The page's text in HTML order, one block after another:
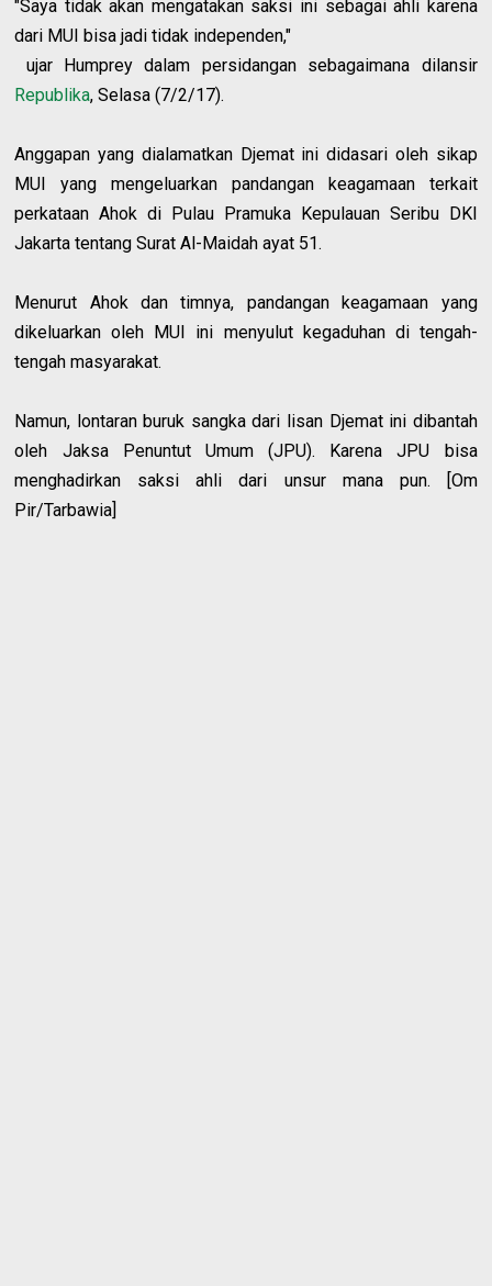
"Saya tidak akan mengatakan saksi ini sebagai ahli karena
dari MUI bisa jadi tidak independen,"
ujar Humprey dalam persidangan sebagaimana dilansir
Republika, Selasa (7/2/17).
Anggapan yang dialamatkan Djemat ini didasari oleh sikap
MUI yang mengeluarkan pandangan keagamaan terkait
perkataan Ahok di Pulau Pramuka Kepulauan Seribu DKI
Jakarta tentang Surat Al-Maidah ayat 51.
Menurut Ahok dan timnya, pandangan keagamaan yang
dikeluarkan oleh MUI ini menyulut kegaduhan di tengah-
tengah masyarakat.
Namun, lontaran buruk sangka dari lisan Djemat ini dibantah
oleh Jaksa Penuntut Umum (JPU). Karena JPU bisa
menghadirkan saksi ahli dari unsur mana pun. [Om
Pir/Tarbawia]